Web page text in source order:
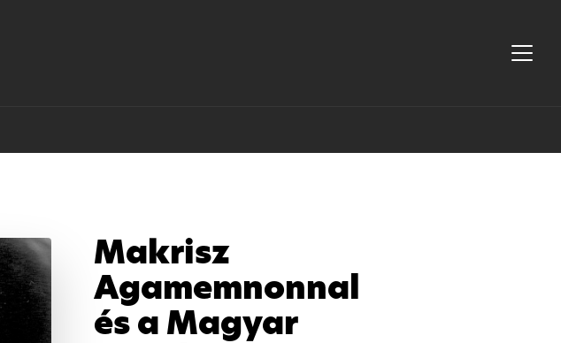
Makrisz
Agamemnonnal
és a Magyar